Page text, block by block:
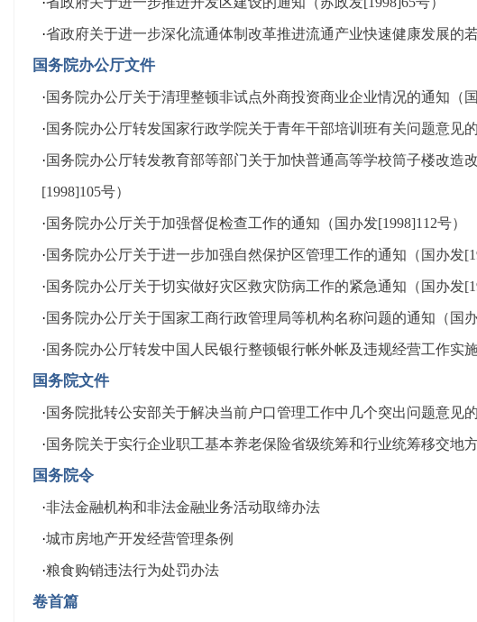
·省政府关于进一步深化流通体制改革推进流通产业快速健康发展的
国务院办公厅文件
·国务院办公厅关于清理整顿非试点外商投资商业企业情况的通知（
·国务院办公厅转发国家行政学院关于青年干部培训班有关问题意见
·国务院办公厅转发教育部等部门关于加快普通高等学校筒子楼改造
[1998]105号）
·国务院办公厅关于加强督促检查工作的通知（国办发[1998]112号）
·国务院办公厅关于进一步加强自然保护区管理工作的通知（国办发
·国务院办公厅关于切实做好灾区救灾防病工作的紧急通知（国办发
·国务院办公厅关于国家工商行政管理局等机构名称问题的通知（国
·国务院办公厅转发中国人民银行整顿银行帐外帐及违规经营工作实
国务院文件
·国务院批转公安部关于解决当前户口管理工作中几个突出问题意见
·国务院关于实行企业职工基本养老保险省级统筹和行业统筹移交地
国务院令
·非法金融机构和非法金融业务活动取缔办法
·城市房地产开发经营管理条例
·粮食购销违法行为处罚办法
卷首篇